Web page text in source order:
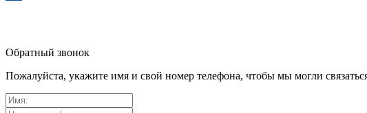
Обратный звонок
Пожалуйста, укажите имя и свой номер телефона, чтобы мы могли